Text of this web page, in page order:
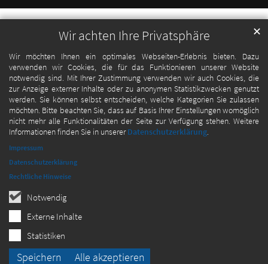
Wir achten Ihre Privatsphäre
Wir möchten Ihnen ein optimales Webseiten-Erlebnis bieten. Dazu
verwenden wir Cookies, die für das Funktionieren unserer Website
notwendig sind. Mit Ihrer Zustimmung verwenden wir auch Cookies, die
zur Anzeige externer Inhalte oder zu anonymen Statistikzwecken genutzt
werden. Sie können selbst entscheiden, welche Kategorien Sie zulassen
möchten. Bitte beachten Sie, dass auf Basis Ihrer Einstellungen womöglich
nicht mehr alle Funktionalitäten der Seite zur Verfügung stehen. Weitere
Informationen finden Sie in unsererDatenschutzerklärung.
Notwendig
Externe Inhalte
Statistiken
Speichern Alle akzeptieren
✕
Impressum
Datenschutzerklärung
Rechtliche Hinweise